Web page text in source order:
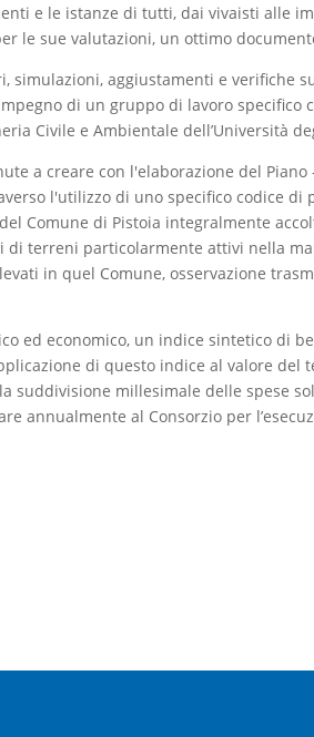
e le istanze di tutti, dai vivaisti alle
le sue valutazioni, un ottimo
aggiustamenti e verifiche
di un gruppo di lavoro specifico
Civile e Ambientale dell’Università
a creare con l'elaborazione del
l'utilizzo di uno specifico codice di
Comune di Pistoia integralmente
terreni particolarmente attivi nella
in quel Comune, osservazione
ed economico, un indice sintetico di
di questo indice al valore
millesimale delle spese
annualmente al Consorzio per